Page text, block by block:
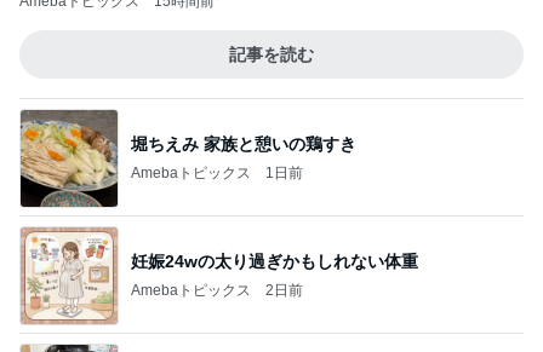
Amebaトピックス 2日前
クロ あどけないツインテール姿の娘
Amebaトピックス 1日前